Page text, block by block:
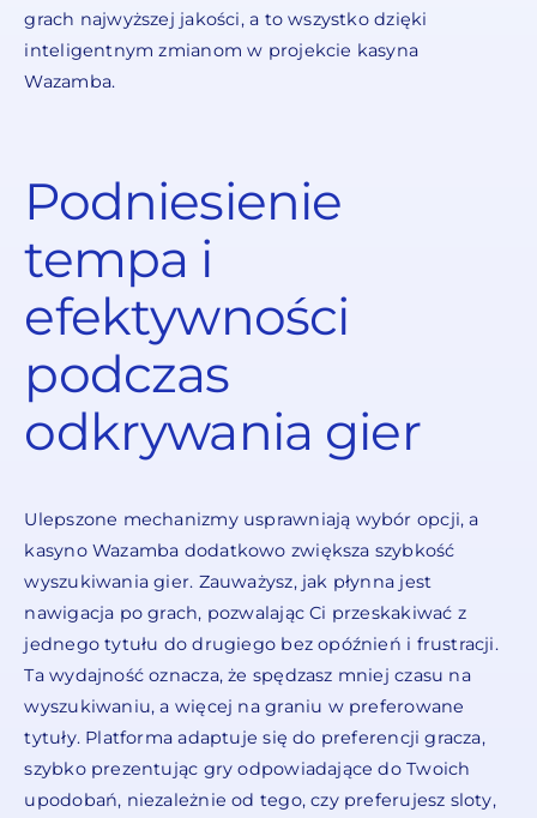
grach najwyższej jakości, a to wszystko dzięki
inteligentnym zmianom w projekcie kasyna
Wazamba.
Podniesienie
tempa i
efektywności
podczas
odkrywania gier
Ulepszone mechanizmy usprawniają wybór opcji, a
kasyno Wazamba dodatkowo zwiększa szybkość
wyszukiwania gier. Zauważysz, jak płynna jest
nawigacja po grach, pozwalając Ci przeskakiwać z
jednego tytułu do drugiego bez opóźnień i frustracji.
Ta wydajność oznacza, że spędzasz mniej czasu na
wyszukiwaniu, a więcej na graniu w preferowane
tytuły. Platforma adaptuje się do preferencji gracza,
szybko prezentując gry odpowiadające do Twoich
upodobań, niezależnie od tego, czy preferujesz sloty,